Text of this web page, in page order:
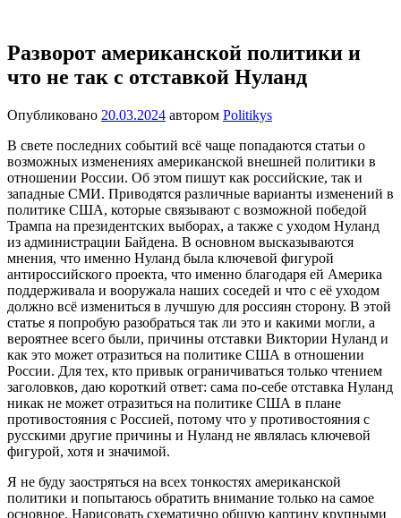
содержимому
один
сайт
на
Разворот американской политики и
что не так с отставкой Нуланд
Опубликовано 20.03.2024 автором Politikys
В свете последних событий всё чаще попадаются статьи о
возможных изменениях американской внешней политики в
отношении России. Об этом пишут как российские, так и
западные СМИ. Приводятся различные варианты изменений в
политике США, которые связывают с возможной победой
Трампа на президентских выборах, а также с уходом Нуланд
из администрации Байдена. В основном высказываются
мнения, что именно Нуланд была ключевой фигурой
антироссийского проекта, что именно благодаря ей Америка
поддерживала и вооружала наших соседей и что с её уходом
должно всё измениться в лучшую для россиян сторону. В этой
статье я попробую разобраться так ли это и какими могли, а
вероятнее всего были, причины отставки Виктории Нуланд и
как это может отразиться на политике США в отношении
России. Для тех, кто привык ограничиваться только чтением
заголовков, даю короткий ответ: сама по-себе отставка Нуланд
никак не может отразиться на политике США в плане
противостояния с Россией, потому что у противостояния с
русскими другие причины и Нуланд не являлась ключевой
фигурой, хотя и значимой.
Я не буду заостряться на всех тонкостях американской
политики и попытаюсь обратить внимание только на самое
основное. Нарисовать схематично общую картину крупными